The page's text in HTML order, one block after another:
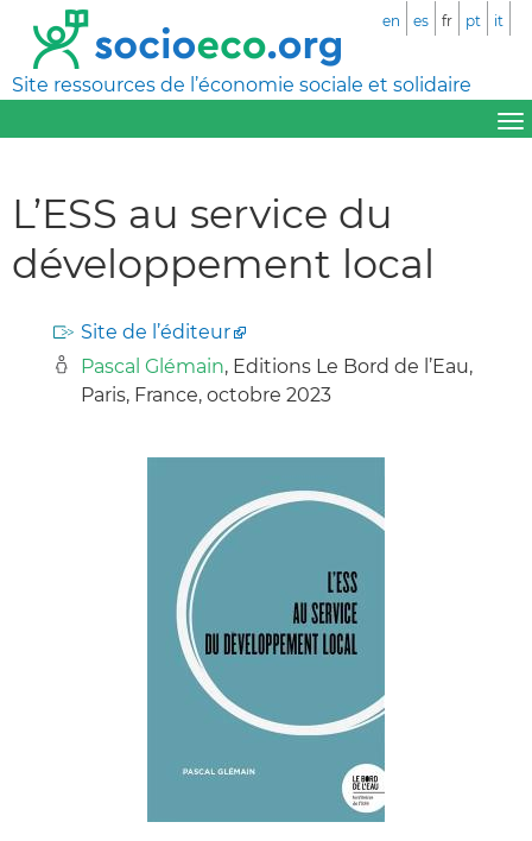
Site ressources de l’économie sociale et solidaire
en es fr pt it
L’ESS au service du
développement local
Site de l’éditeur
Pascal Glémain, Editions Le Bord de l’Eau,
Paris, France, octobre 2023